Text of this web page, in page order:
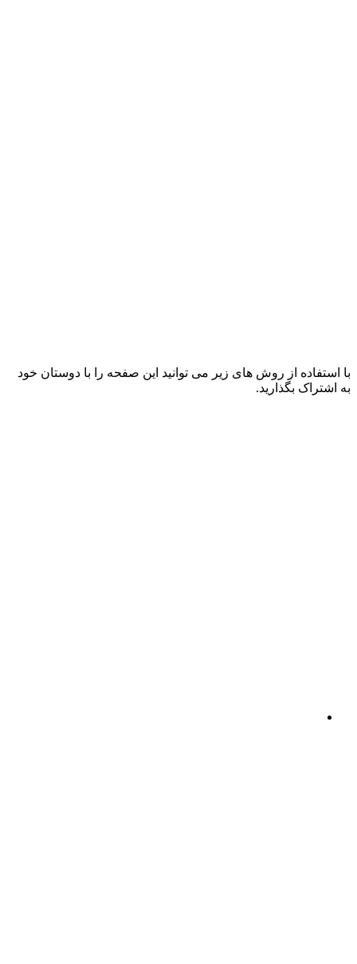
با استفاده از روش های زیر می توانید این صفحه را با دوستان خود
به اشتراک بگذارید.